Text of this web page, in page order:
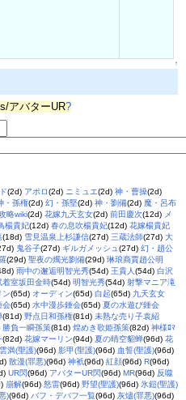
↑
アバターUR?
(2d) アポロ(2d) ニミュエ(2d) 神・曹操(2d)
・孫権(2d) 幻・孫堅(2d) 神・劉備(2d) 魔・呂布
略wiki(2d) 花嫁九天玄女(2d) 前田慶次(12d) メ
楊貴妃(12d) 春の息吹楊貴妃(12d) 花嫁楊貴妃
(18d) 雪見温泉上杉謙信(27d) 三蔵法師(27d) 大
鬼谷子(27d) ギルガメッシュ (27d) 幻・趙公
(29d) 聖夜の燭光劉備(29d) 琳琅商賈趙公明
雨中の邂逅明智光秀(54d) 王貴人 (54d) 白沢
着室坂田金時(54d) 明智光秀(54d) 射撃マニア滝
ン(65d) オーディン(65d) 白起(65d) 九天玄女
会(65d) 水中漫歩鍾会(65d) 夏の水遊び鍾会
(81d) 野点日和孫権(81d) 未熟な売り子袁紹
勝負一瞬孫策(81d) 煌めき歌姫孫策(82d) 神様ﾛﾏ
(82d) 花嫁マーリン(94d) 夏の晴空貂蝉(96d) 花
雲満(聖護)(96d) 影甲(聖護)(96d) 血誓(聖護)(96d)
散漫(罪悪)(96d) 神衹(96d) 紅顔(96d) R(96d)
UR閃(96d) アバターUR閃(96d) MR(96d) 反噬
崩解(96d) 怒雷(96d) 野望(聖護)(96d) 氷鎧(聖護)
)(96d) バフ・デバフ一覧(96d) 灰燼(罪悪)(96d)